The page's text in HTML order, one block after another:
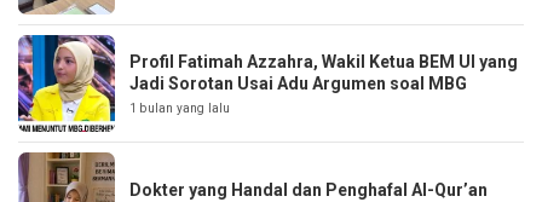
Profil Fatimah Azzahra, Wakil Ketua BEM UI yang
Jadi Sorotan Usai Adu Argumen soal MBG
1 bulan yang lalu
Dokter yang Handal dan Penghafal Al-Qur’an